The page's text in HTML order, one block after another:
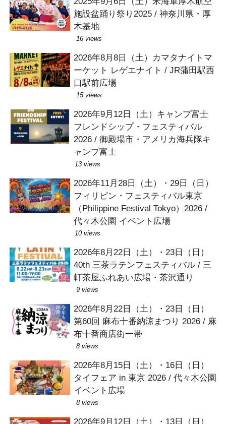
施設盆踊り祭り2025 / 神奈川県・厚
木基地
16 views
2026年8月8日（土）カマタナイトマ
ーケット レゲエナイト / JR蒲田駅西
口駅前広場
15 views
2026年9月12日（土）キャンプ富士
フレンドシップ・フェスティバル
2026 / 御殿場市・アメリカ海兵隊キ
ャンプ富士
13 views
2026年11月28日（土）・29日（日）
フィリピン・フェスティバル東京
（Philippine Festival Tokyo）2026 /
代々木公園 イベント広場
10 views
2026年8月22日（土）・23日（日）
40th 三茶ラテンフェスティバル / 三
軒茶屋ふれあい広場・茶沢通り
9 views
2026年8月22日（土）・23日（日）
第60回 麻布十番納涼まつり 2026 / 麻
布十番商店街一帯
8 views
2026年8月15日（土）・16日（日）
タイフェア in 東京 2026 / 代々木公園
イベント広場
8 views
2026年9月12日（土）・13日（日）